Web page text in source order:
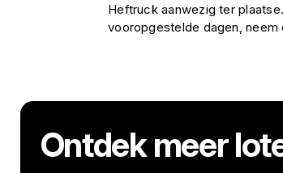
Heftruck aanwezig ter
vooropgestelde dagen,
Ontdek meer